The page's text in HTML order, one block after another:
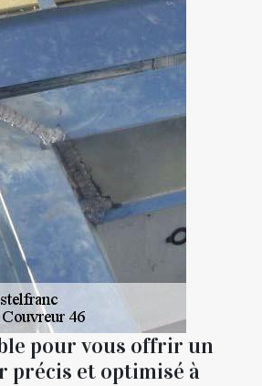
pour vous offrir un
précis et optimisé à